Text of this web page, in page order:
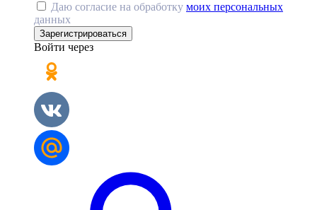
Даю согласие на обработку моих персональных
данных
Зарегистрироваться
Войти через